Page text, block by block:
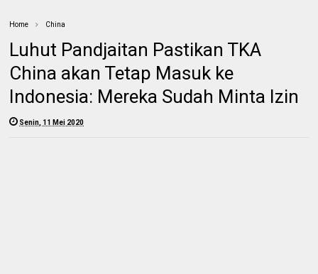
Home China
Luhut Pandjaitan Pastikan TKA
China akan Tetap Masuk ke
Indonesia: Mereka Sudah Minta Izin
Senin, 11 Mei 2020